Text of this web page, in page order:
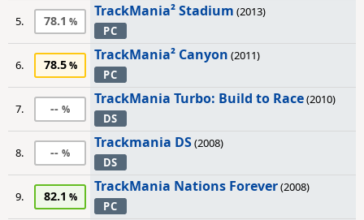
5. 78.1
TrackMania² Stadium (2013)
PC
6. 78.5
TrackMania² Canyon (2011)
PC
7. --
TrackMania Turbo: Build to Race(2010)
DS
8. --
Trackmania DS(2008)
DS
9. 82.1
TrackMania Nations Forever(2008)
PC